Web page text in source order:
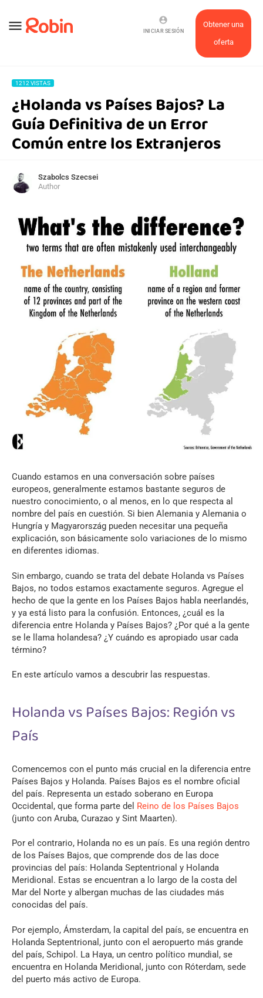
menu
Obtener una
oferta
account_circle
INICIAR SESIÓN
1212 VISTAS
¿Holanda vs Países Bajos? La
Guía Definitiva de un Error
Común entre los Extranjeros
Szabolcs Szecsei
Author
Cuando estamos en una conversación sobre países
europeos, generalmente estamos bastante seguros de
nuestro conocimiento, o al menos, en lo que respecta al
nombre del país en cuestión. Si bien Alemania y Alemania o
Hungría y Magyarország pueden necesitar una pequeña
explicación, son básicamente solo variaciones de lo mismo
en diferentes idiomas.
Sin embargo, cuando se trata del debate Holanda vs Países
Bajos, no todos estamos exactamente seguros. Agregue el
hecho de que la gente en los Países Bajos habla neerlandés,
y ya está listo para la confusión. Entonces, ¿cuál es la
diferencia entre Holanda y Países Bajos? ¿Por qué a la gente
se le llama holandesa? ¿Y cuándo es apropiado usar cada
término?
En este artículo vamos a descubrir las respuestas.
Holanda vs Países Bajos: Región vs
País
Comencemos con el punto más crucial en la diferencia entre
Países Bajos y Holanda. Países Bajos es el nombre oficial
del país. Representa un estado soberano en Europa
Occidental, que forma parte del Reino de los Países Bajos
(junto con Aruba, Curazao y Sint Maarten).
Por el contrario, Holanda no es un país. Es una región dentro
de los Países Bajos, que comprende dos de las doce
provincias del país: Holanda Septentrional y Holanda
Meridional. Estas se encuentran a lo largo de la costa del
Mar del Norte y albergan muchas de las ciudades más
conocidas del país.
Por ejemplo, Ámsterdam, la capital del país, se encuentra en
Holanda Septentrional, junto con el aeropuerto más grande
del país, Schipol. La Haya, un centro político mundial, se
encuentra en Holanda Meridional, junto con Róterdam, sede
del puerto más activo de Europa.